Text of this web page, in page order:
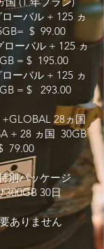
ーバル + 125 ヵ
$ 99.00
ローバル + 125 ヵ
= $ 195.00
ーバル + 125 ヵ
= $ 293.00
+GLOBAL 28ヵ国
+ 28 ヵ国 30GB
79.00
別パッケージ
300GB 30日
ありません